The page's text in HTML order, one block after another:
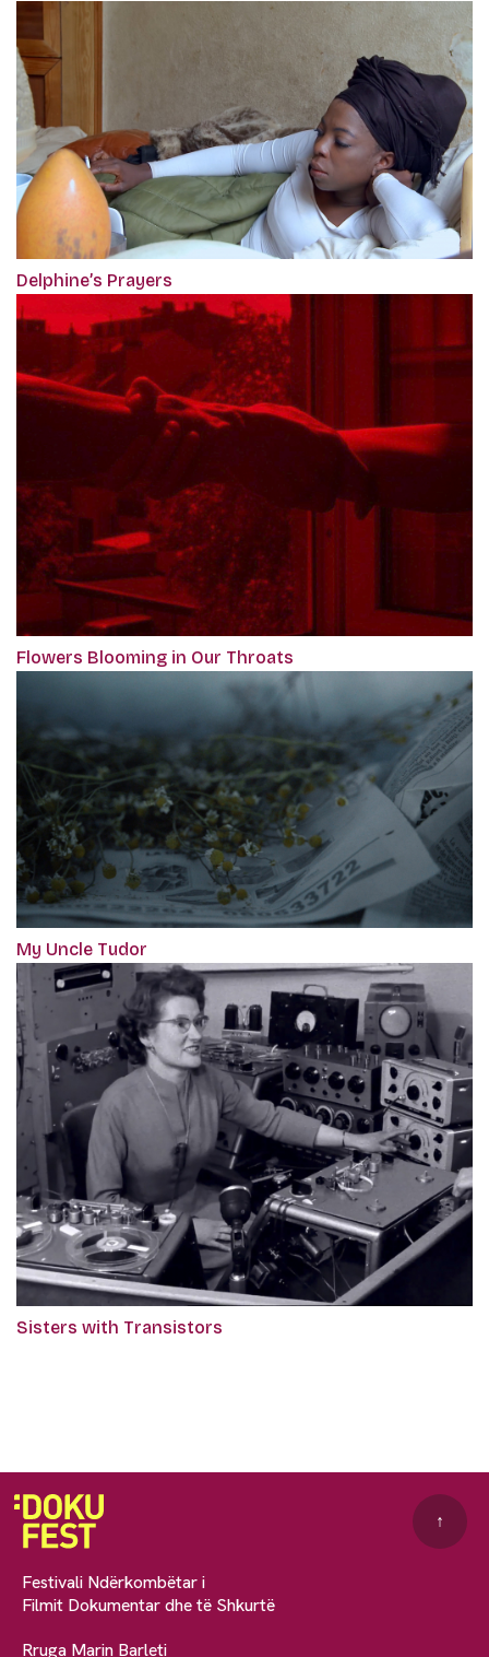
Delphine’s Prayers
Flowers Blooming in Our Throats
My Uncle Tudor
Sisters with Transistors
Festivali Ndërkombëtar i
Filmit Dokumentar dhe të Shkurtë
Rruga Marin Barleti
↑